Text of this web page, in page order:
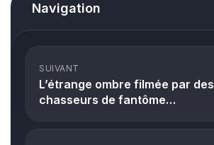
Navigation
SUIVANT
L’étrange ombre filmée par des
chasseurs de fantôme…